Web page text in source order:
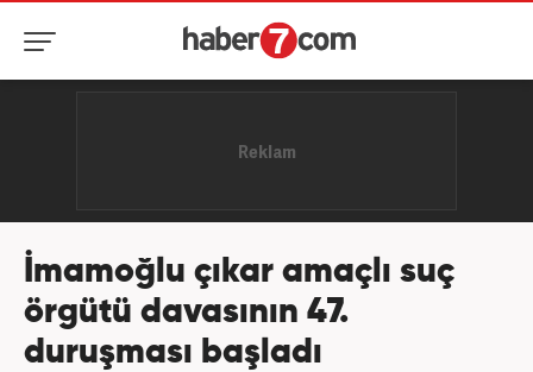
İmamoğlu çıkar amaçlı suç
örgütü davasının 47.
duruşması başladı